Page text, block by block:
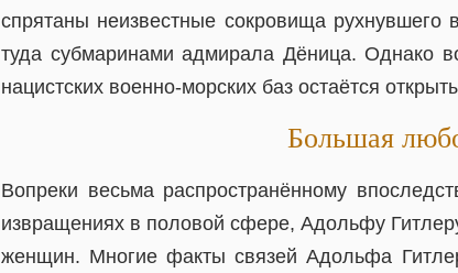
спрятаны неизвестные сокровища рухнувшего
туда субмаринами адмирала Дёница. Однако
нацистских военно-морских баз остаётся
Большая
Вопреки весьма распространённому
извращениях в половой сфере, Адольфу
женщин. Многие факты связей Адольфа